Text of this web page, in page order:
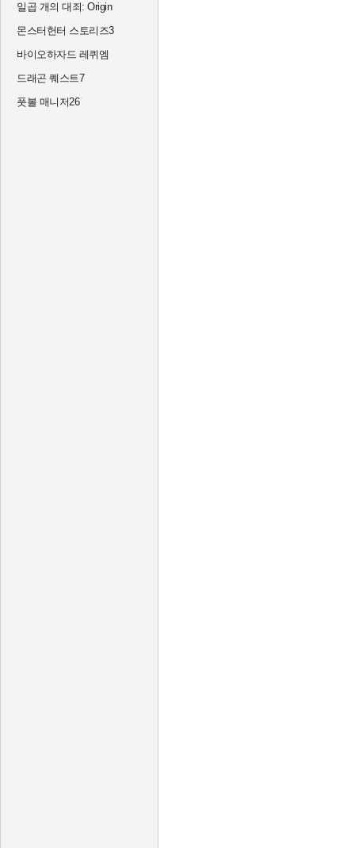
일곱 개의 대죄: Origin
몬스터헌터 스토리즈3
바이오하자드 레퀴엠
드래곤 퀘스트7
풋볼 매니저26